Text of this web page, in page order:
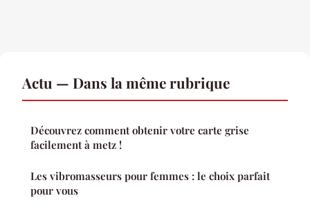
Actu — Dans la même rubrique
Découvrez comment obtenir votre carte grise
facilement à metz !
Les vibromasseurs pour femmes : le choix parfait
pour vous